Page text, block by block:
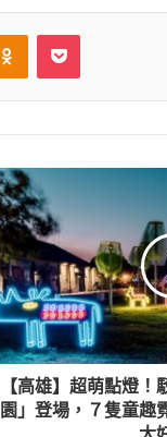
【高雄】超萌點燈
園」登場，７隻童趣